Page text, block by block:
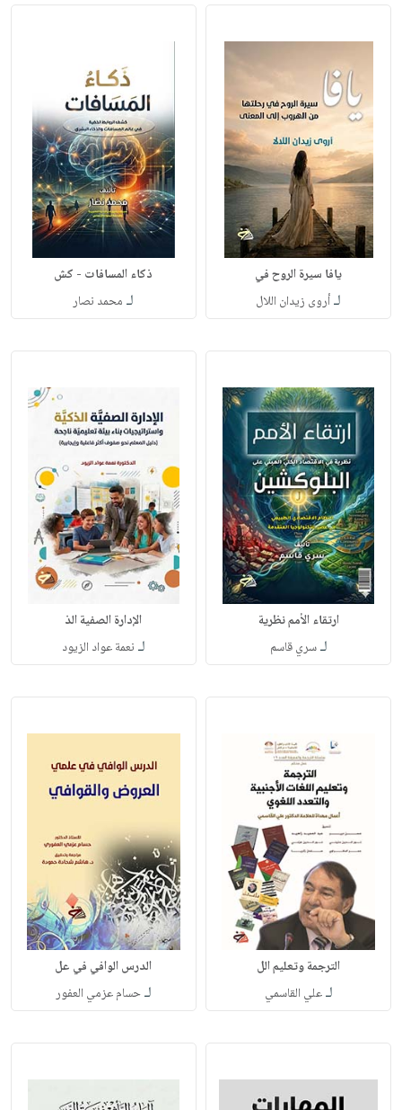
يافا سيرة الروح في
لـأروى زيدان اللال
ذكاء المسافات - كش
لـ محمد نصار
ارتقاء الأمم نظرية
لـسري قاسم
الإدارة الصفية الذ
لـ نعمة عواد الزيود
الترجمة وتعليم الل
لـعلي القاسمي
الدرس الوافي في عل
لـحسام عزمي العفور